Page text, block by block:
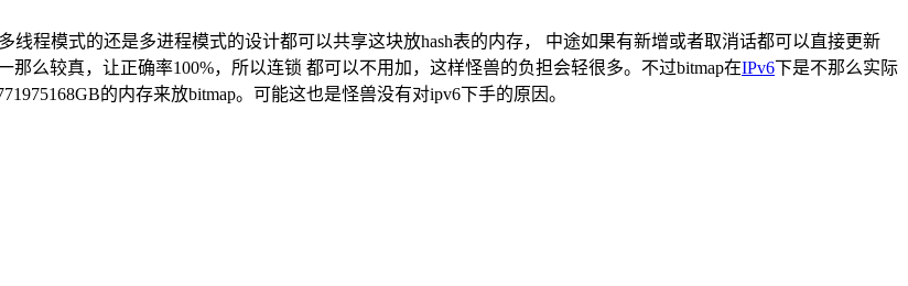
线程模式的还是多进程模式的设计都可以共享这块放hash表的内存， 中途如果有新增或者取消话都可以直接更新
么较真，让正确率100%，所以连锁 都可以不用加，这样怪兽的负担会轻很多。不过bitmap在IPv6下是不那么实际
的内存来放bitmap。可能这也是怪兽没有对ipv6下手的原因。